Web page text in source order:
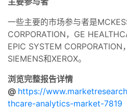
一些主要的市场参与者是
CORPORATION，GE
EPIC SYSTEM CORPORATION
SIEMENS和XEROX。
浏览完整报告详情
@ https://
thcare-analytics-market-7819